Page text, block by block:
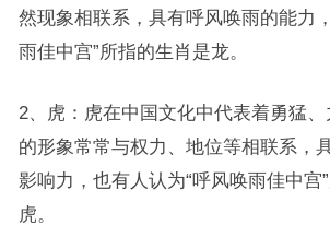
然现象相联系，具有呼风唤雨的能力
雨佳中宫”所指的生肖是龙。
2、虎：虎在中国文化中代表着勇猛
的形象常常与权力、地位等相联系，
影响力，也有人认为“呼风唤雨佳中宫
虎。